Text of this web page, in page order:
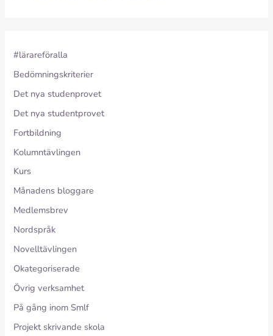
#lärareföralla
Bedömningskriterier
Det nya studenprovet
Det nya studentprovet
Fortbildning
Kolumntävlingen
Kurs
Månadens bloggare
Medlemsbrev
Nordspråk
Novelltävlingen
Okategoriserade
Övrig verksamhet
På gång inom Smlf
Projekt skrivande skola